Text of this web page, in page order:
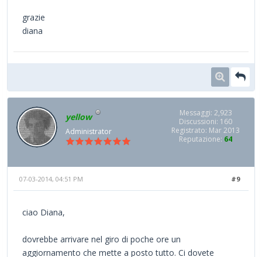
grazie
diana
yellow
Administrator
Messaggi: 2,923
Discussioni: 160
Registrato: Mar 2013
Reputazione: 64
#9
07-03-2014, 04:51 PM
ciao Diana,
dovrebbe arrivare nel giro di poche ore un
aggiornamento che mette a posto tutto. Ci dovete